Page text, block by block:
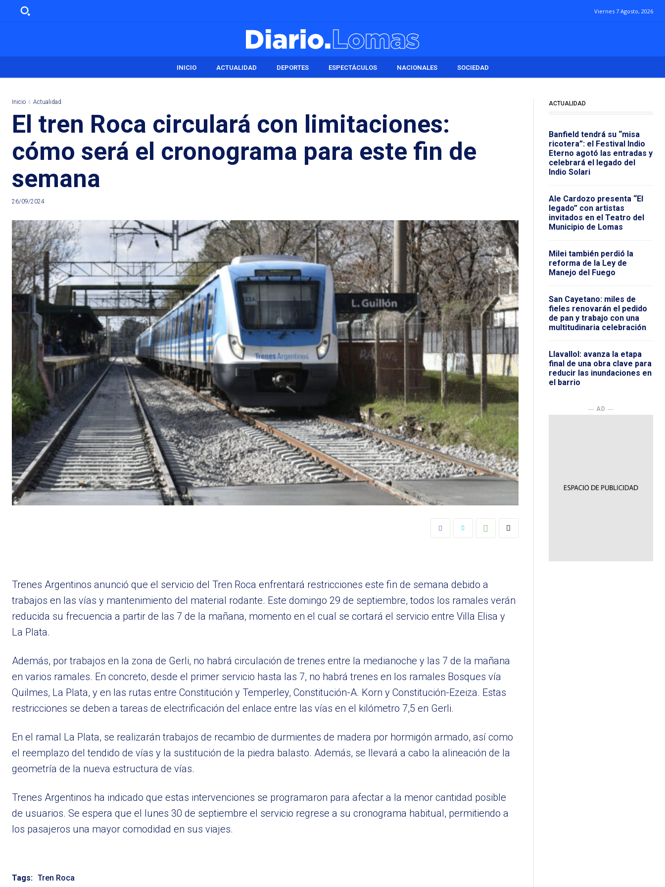
Viernes 7 Agosto, 2026
INICIO ACTUALIDAD DEPORTES ESPECTÁCULOS NACIONALES SOCIEDAD
Inicio Actualidad
El tren Roca circulará con limitaciones:
cómo será el cronograma para este fin de
semana
26/09/2024
Trenes Argentinos anunció que el servicio del Tren Roca enfrentará restricciones este fin de semana debido a
trabajos en las vías y mantenimiento del material rodante. Este domingo 29 de septiembre, todos los ramales verán
reducida su frecuencia a partir de las 7 de la mañana, momento en el cual se cortará el servicio entre Villa Elisa y
La Plata.
Además, por trabajos en la zona de Gerli, no habrá circulación de trenes entre la medianoche y las 7 de la mañana
en varios ramales. En concreto, desde el primer servicio hasta las 7, no habrá trenes en los ramales Bosques vía
Quilmes, La Plata, y en las rutas entre Constitución y Temperley, Constitución-A. Korn y Constitución-Ezeiza. Estas
restricciones se deben a tareas de electrificación del enlace entre las vías en el kilómetro 7,5 en Gerli.
En el ramal La Plata, se realizarán trabajos de recambio de durmientes de madera por hormigón armado, así como
el reemplazo del tendido de vías y la sustitución de la piedra balasto. Además, se llevará a cabo la alineación de la
geometría de la nueva estructura de vías.
Trenes Argentinos ha indicado que estas intervenciones se programaron para afectar a la menor cantidad posible
de usuarios. Se espera que el lunes 30 de septiembre el servicio regrese a su cronograma habitual, permitiendo a
los pasajeros una mayor comodidad en sus viajes.
Tags: Tren Roca
ACTUALIDAD
Banfield tendrá su “misa
ricotera”: el Festival Indio
Eterno agotó las entradas y
celebrará el legado del
Indio Solari
Ale Cardozo presenta “El
legado” con artistas
invitados en el Teatro del
Municipio de Lomas
Milei también perdió la
reforma de la Ley de
Manejo del Fuego
San Cayetano: miles de
fieles renovarán el pedido
de pan y trabajo con una
multitudinaria celebración
Llavallol: avanza la etapa
final de una obra clave para
reducir las inundaciones en
el barrio
― AD ―